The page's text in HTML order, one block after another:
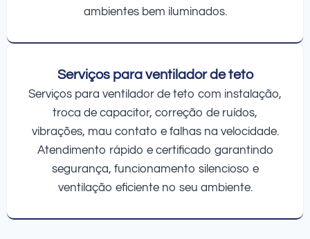
ambientes bem iluminados.
Serviços para ventilador de teto
Serviços para ventilador de teto com instalação,
troca de capacitor, correção de ruídos,
vibrações, mau contato e falhas na velocidade.
Atendimento rápido e certificado garantindo
segurança, funcionamento silencioso e
ventilação eficiente no seu ambiente.